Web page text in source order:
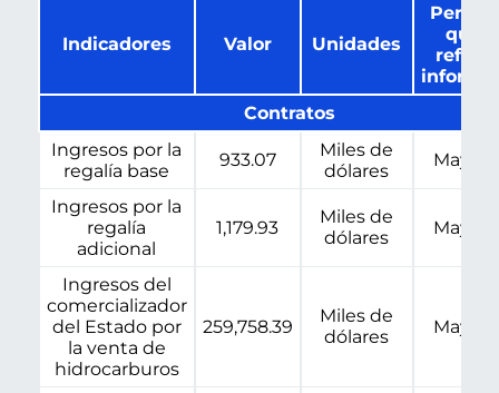
Indicadores Valor Unidades
que
Contratos
Ingresos por la
regalía base
933.07
Miles de
dólares
May-
Ingresos por la
regalía
adicional
1,179.93
Miles de
dólares
May-
Ingresos del
comercializador
del Estado por
la venta de
hidrocarburos
259,758.39
Miles de
dólares
May-